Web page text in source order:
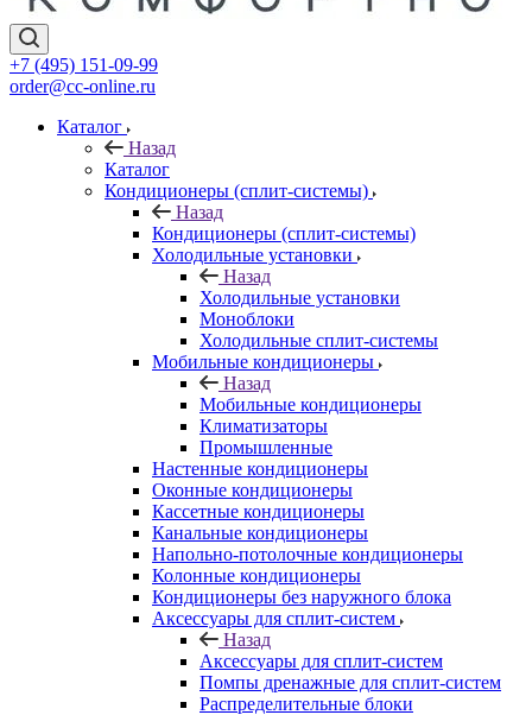
+7 (495) 151-09-99
order@cc-online.ru
Каталог
Назад
Каталог
Кондиционеры (сплит-системы)
Назад
Кондиционеры (сплит-системы)
Холодильные установки
Назад
Холодильные установки
Моноблоки
Холодильные сплит-системы
Мобильные кондиционеры
Назад
Мобильные кондиционеры
Климатизаторы
Промышленные
Настенные кондиционеры
Оконные кондиционеры
Кассетные кондиционеры
Канальные кондиционеры
Напольно-потолочные кондиционеры
Колонные кондиционеры
Кондиционеры без наружного блока
Аксессуары для сплит-систем
Назад
Аксессуары для сплит-систем
Помпы дренажные для сплит-систем
Распределительные блоки